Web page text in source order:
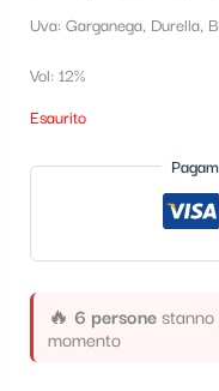
Uva: Garganega, Durella,
Vol: 12%
Esaurito
🔥 6 personestanno
momento